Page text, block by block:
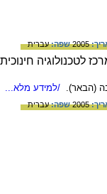
2005 שפה:עברית
(הבאר). /למידע מלא...
2005 שפה:עברית